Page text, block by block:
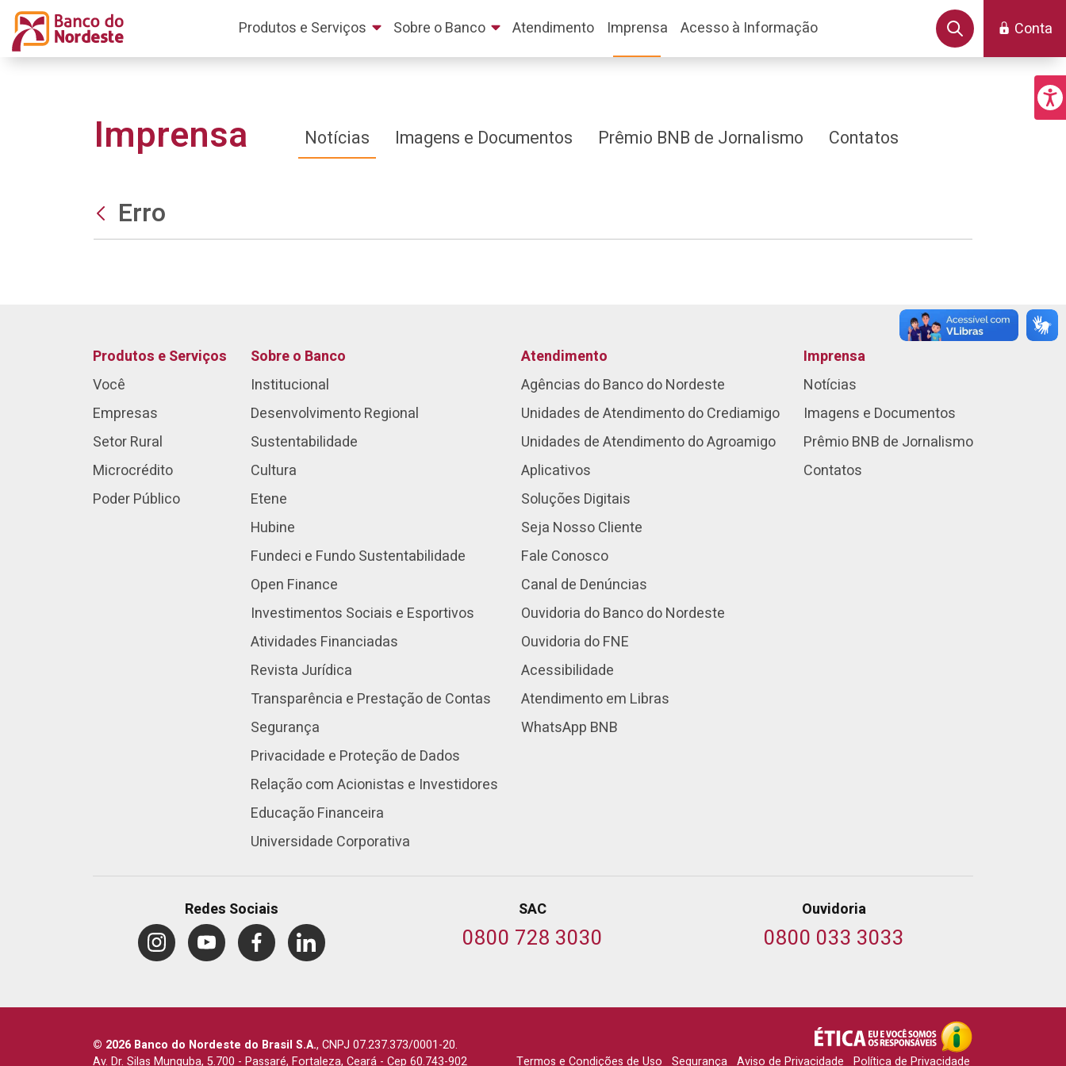
Conta
Produtos e Serviços Sobre o Banco Atendimento Imprensa Acesso à Informação
Imprensa Notícias Imagens e Documentos Prêmio BNB de Jornalismo Contatos
Erro
Produtos e Serviços
Você
Empresas
Setor Rural
Microcrédito
Poder Público
Sobre o Banco
Institucional
Desenvolvimento Regional
Sustentabilidade
Cultura
Etene
Hubine
Fundeci e Fundo Sustentabilidade
Open Finance
Investimentos Sociais e Esportivos
Atividades Financiadas
Revista Jurídica
Transparência e Prestação de Contas
Segurança
Privacidade e Proteção de Dados
Relação com Acionistas e Investidores
Educação Financeira
Universidade Corporativa
Atendimento
Agências do Banco do Nordeste
Unidades de Atendimento do Crediamigo
Unidades de Atendimento do Agroamigo
Aplicativos
Soluções Digitais
Seja Nosso Cliente
Fale Conosco
Canal de Denúncias
Ouvidoria do Banco do Nordeste
Ouvidoria do FNE
Acessibilidade
Atendimento em Libras
WhatsApp BNB
Imprensa
Notícias
Imagens e Documentos
Prêmio BNB de Jornalismo
Contatos
Redes Sociais SAC
0800 728 3030
Ouvidoria
0800 033 3033
© 2026 Banco do Nordeste do Brasil S.A., CNPJ 07.237.373/0001-20.
Av. Dr. Silas Munguba, 5.700 - Passaré, Fortaleza, Ceará - Cep 60.743-902 Termos e Condições de Uso Segurança Aviso de Privacidade Política de Privacidade